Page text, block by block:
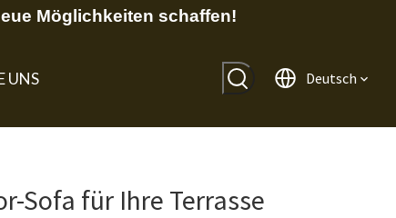
Möglichkeiten schaffen!
UNS Deutsch
Sofa für Ihre Terrasse